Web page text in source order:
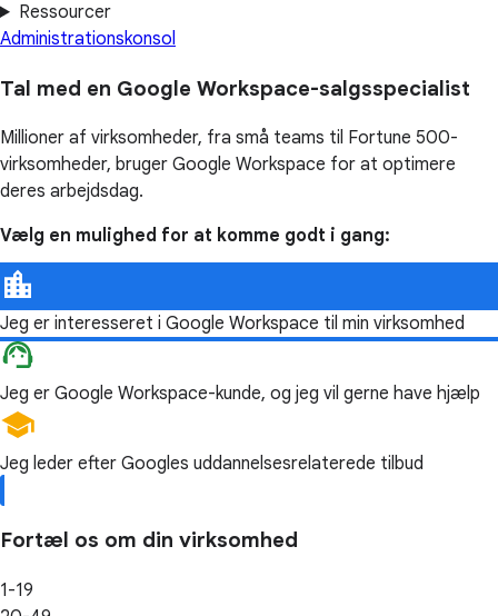
Ressourcer
Administrationskonsol
Tal med en Google Workspace-salgsspecialist
Millioner af virksomheder, fra små teams til Fortune 500-
virksomheder, bruger Google Workspace for at optimere
deres arbejdsdag.
Vælg en mulighed for at komme godt i gang:
Jeg er interesseret i Google Workspace til min virksomhed
Jeg er Google Workspace-kunde, og jeg vil gerne have hjælp
Jeg leder efter Googles uddannelsesrelaterede tilbud
Fortæl os om din virksomhed
1-19